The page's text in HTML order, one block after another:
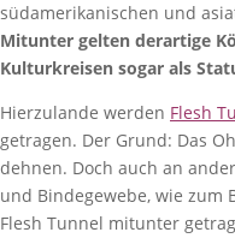
südamerikanischen und
Mitunter gelten derartige
Kulturkreisen sogar als
Hierzulande werden Flesh
getragen. Der Grund: Das
dehnen. Doch auch an
und Bindegewebe, wie zum
Flesh Tunnel mitunter